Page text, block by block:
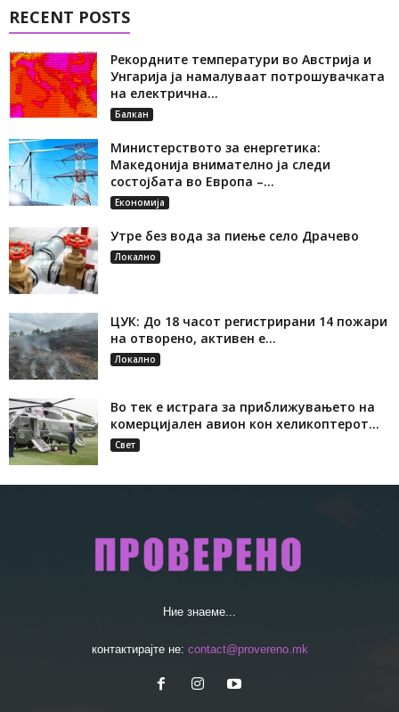
RECENT POSTS
Рекордните температури во Австрија и
Унгарија ја намалуваат потрошувачката
на електрична...
Балкан
Министерството за енергетика:
Македонија внимателно ја следи
состојбата во Европа –...
Економија
Утре без вода за пиење село Драчево
Локално
ЦУК: До 18 часот регистрирани 14 пожари
на отворено, активен е...
Локално
Во тек е истрага за приближувањето на
комерцијален авион кон хеликоптерот...
Свет
Ние знаеме...
контактирајте не: contact@provereno.mk